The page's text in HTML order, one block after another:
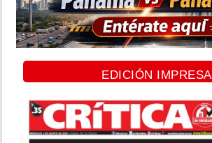
EDICIÓN IMPRESA